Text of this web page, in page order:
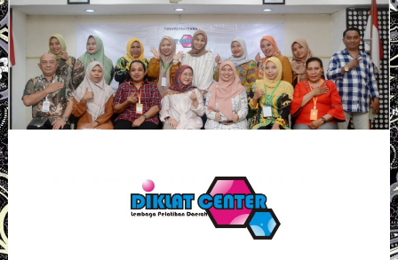
Skip
to
content